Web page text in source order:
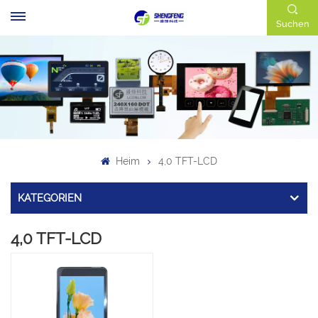
Suchen
Heim 4,0 TFT-LCD
KATEGORIEN
4,0 TFT-LCD